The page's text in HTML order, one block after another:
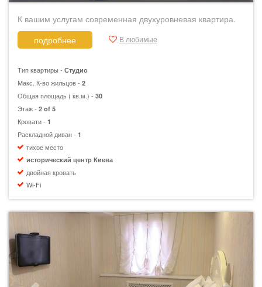
К вашим услугам современная двухуровневая квартира.
подробнее
В любимые
Тип квартиры - Студио
Макс. К-во жильцов - 2
Общая площадь ( кв.м.) - 30
Этаж - 2 of 5
Кровати - 1
Раскладной диван - 1
тихое место
исторический центр Киева
двойная кровать
Wi-Fi